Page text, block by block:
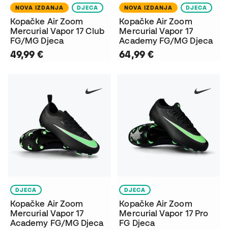
NOVA IZDANJA DJECA
Kopačke Air Zoom
Mercurial Vapor 17 Club
FG/MG Djeca
49,99 €
NOVA IZDANJA DJECA
Kopačke Air Zoom
Mercurial Vapor 17
Academy FG/MG Djeca
64,99 €
DJECA
Kopačke Air Zoom
Mercurial Vapor 17
Academy FG/MG Djeca
DJECA
Kopačke Air Zoom
Mercurial Vapor 17 Pro
FG Djeca